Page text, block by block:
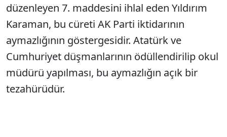
düzenleyen 7. maddesini ihlal eden Yıldırım
Karaman, bu cüreti AK Parti iktidarının
aymazlığının göstergesidir. Atatürk ve
Cumhuriyet düşmanlarının ödüllendirilip okul
müdürü yapılması, bu aymazlığın açık bir
tezahürüdür.